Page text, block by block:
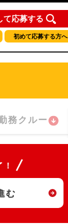
て応募する
初めて応募する方へ
務クルー
む